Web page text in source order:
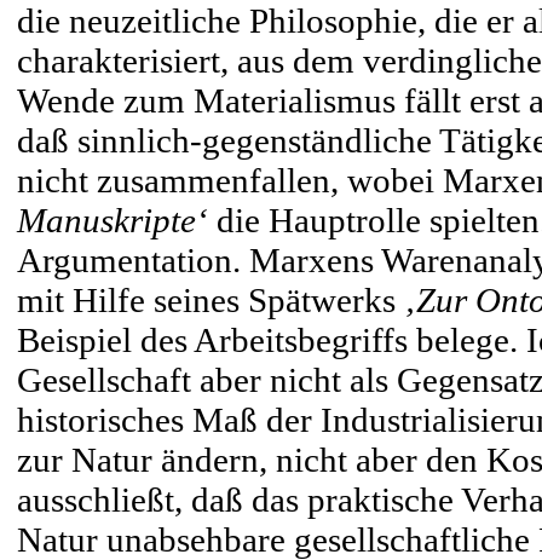
die neuzeitliche Philosophie, die er
charakterisiert, aus dem
Wende zum Materialismus fällt erst
daß sinnlich-gegenständliche
nicht zusammenfallen, wobei
Manuskripte‘ die Hauptrolle
Argumentation. Marxens
mit Hilfe seines Spätwerks ‚Zur
Beispiel des Arbeitsbegriffs belege.
Gesellschaft aber nicht als
historisches Maß der
zur Natur ändern, nicht aber den
ausschließt, daß das praktische
Natur unabsehbare